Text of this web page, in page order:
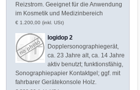
Reizstrom. Geeignet für die Anwendung
im Kosmetik und Medizinbereich
€ 1.200,00 (inkl. USt)
logidop 2
Dopplersonographiegerät,
ca. 23 Jahre alt, ca. 14 Jahre
aktiv benutzt; funktionsfähig,
Sonographiepapier Kontaktgel; ggf. mit
fahrbarer Gerätekonsole Holz.